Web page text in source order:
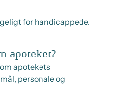
for handicappede.
apoteket?
apotekets
personale og